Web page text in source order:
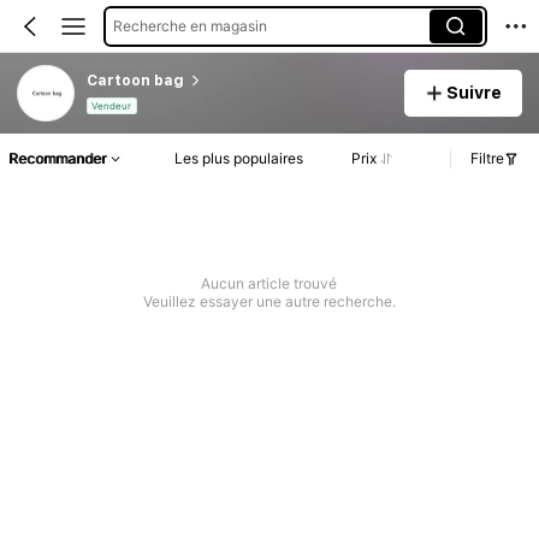
Recherche en magasin
Cartoon bag
Vendeur
Suivre
Recommander Les plus populaires Prix Filtre
Aucun article trouvé
Veuillez essayer une autre recherche.